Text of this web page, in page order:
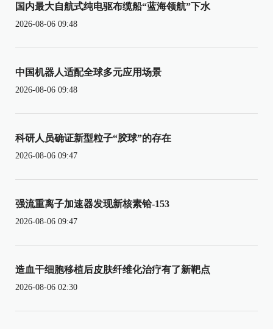
国内最大自航式纯电驱布缆船“蓝海领航”下水
2026-08-06 09:48
中国机器人适配全球多元应用场景
2026-08-06 09:48
科研人员确证新型粒子“胶球”的存在
2026-08-06 09:47
强流重离子加速器发现新核素铪-153
2026-08-06 09:47
造血干细胞移植后皮肤纤维化治疗有了新靶点
2026-08-06 02:30